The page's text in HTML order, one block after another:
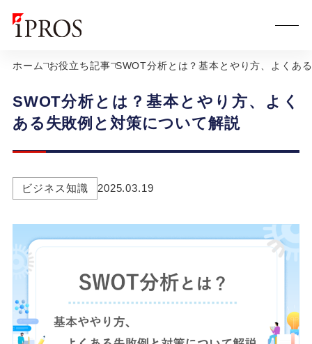
ホーム お役立ち記事 SWOT分析とは？基本とやり方、よくあ
SWOT分析とは？基本とやり方、よく
ある失敗例と対策について解説
ビジネス知識 2025.03.19